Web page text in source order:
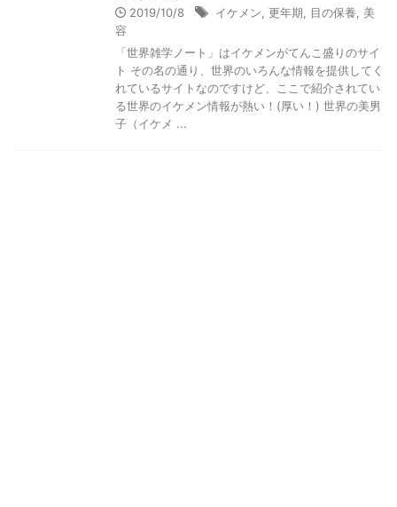
2019/10/8 イケメン 更年期 目の保養
美
容
「世界雑学ノート」はイケメンがてんこ盛りのサイ
ト その名の通り、世界のいろんな情報を提供してく
れているサイトなのですけど、ここで紹介されてい
る世界のイケメン情報が熱い！(厚い！) 世界の美男
子（イケメ ...